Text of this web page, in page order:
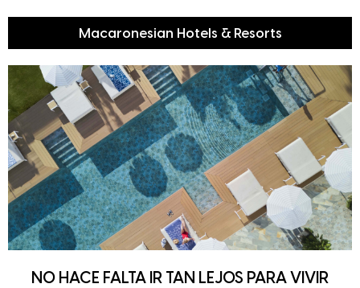
Macaronesian Hotels & Resorts
NO HACE FALTA IR TAN LEJOS PARA VIVIR